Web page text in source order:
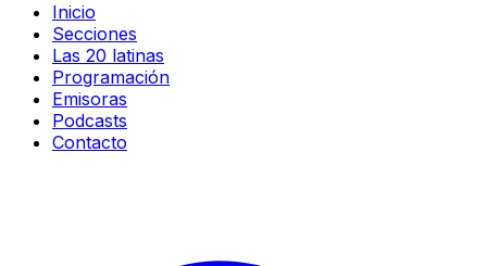
Inicio
Secciones
Las 20 latinas
Programación
Emisoras
Podcasts
Contacto